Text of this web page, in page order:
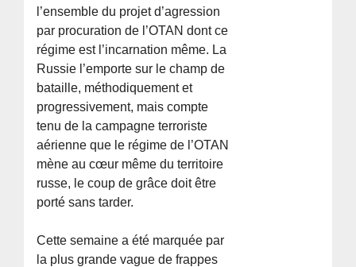
l’ensemble du projet d’agression
par procuration de l’OTAN dont ce
régime est l’incarnation même. La
Russie l’emporte sur le champ de
bataille, méthodiquement et
progressivement, mais compte
tenu de la campagne terroriste
aérienne que le régime de l’OTAN
mène au cœur même du territoire
russe, le coup de grâce doit être
porté sans tarder.
Cette semaine a été marquée par
la plus grande vague de frappes